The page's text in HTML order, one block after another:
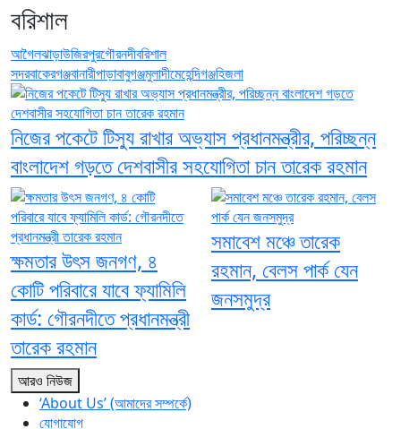
বরিশাল
আগৈলঝাড়াউজিরপুরগৌরনদীবরিশাল
সদরবাকেরগঞ্জবানারীপাড়াবাবুগঞ্জমুলাদীমেহেন্দিগঞ্জহিজলা
নিজের পকেটে টিস্যু রাখার অভ্যাস প্রধানমন্ত্রীর, পরিচ্ছন্ন
বাংলাদেশ গড়তে দেশবাসীর সহযোগিতা চান তারেক রহমান
ক্ষমতার উৎস জনগণ, ৪
কোটি পরিবারে যাবে ফ্যামিলি
কার্ড: গৌরনদীতে প্রধানমন্ত্রী
তারেক রহমান
সমাবেশ মঞ্চে তারেক
রহমান, ‎বেলস পার্ক যেন
জনসমুদ্র
আরও নিউজ
‘About Us’ (আমাদের সম্পর্কে)
যোগাযোগ